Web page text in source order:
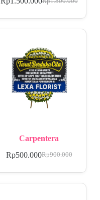
Carpentera
Rp900.000
Rp500.000